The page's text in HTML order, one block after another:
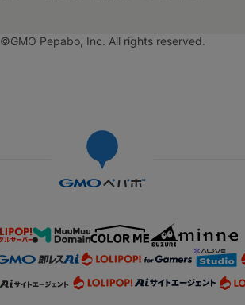
©GMO Pepabo, Inc. All rights reserved.